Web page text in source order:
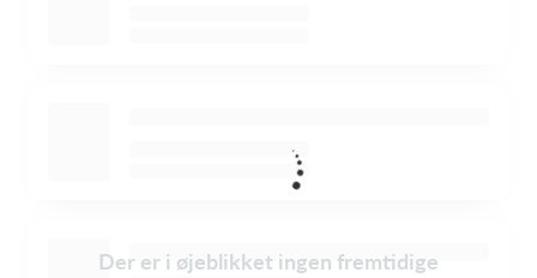
Der er i øjeblikket ingen fremtidige